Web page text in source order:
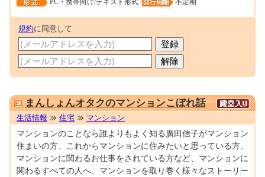
PC・携帯向け/テキスト形式
不定期
規約に同意して
まんしょんオタクのマンションこぼれ話
生活情報 住宅 マンション
マンションのことなら誰よりもよく知る廣田信子がマンション
住まいの方、これからマンションに住みたいと思っている方、
マンションに関わるお仕事をされている方など、マンションに
関わるすべての人へ、マンションを取り巻く様々なストーリー